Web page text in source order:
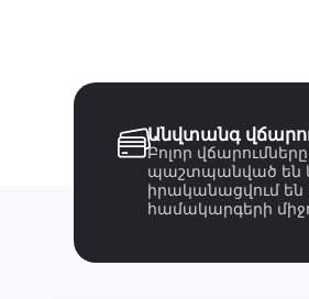
Անվտանգ
Բոլոր վճարումները
պաշտպանված են
իրականացվում են
համակարգերի